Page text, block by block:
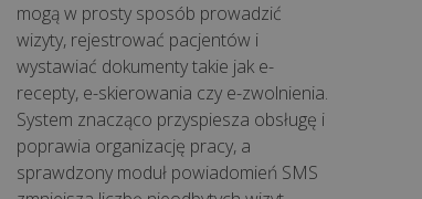
mogą w prosty sposób prowadzić
wizyty, rejestrować pacjentów i
wystawiać dokumenty takie jak e-
recepty, e-skierowania czy e-zwolnienia.
System znacząco przyspiesza obsługę i
poprawia organizację pracy, a
sprawdzony moduł powiadomień SMS